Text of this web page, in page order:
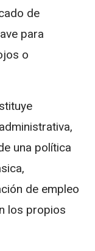
de
para
o
una política
de empleo
los propios